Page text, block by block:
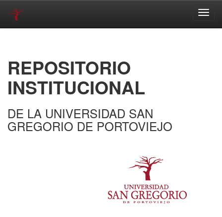
REPOSITORIO
INSTITUCIONAL
DE LA UNIVERSIDAD SAN
GREGORIO DE PORTOVIEJO